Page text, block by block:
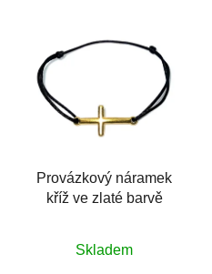
Provázkový náramek
kříž ve zlaté barvě
hodnocení
Skladem